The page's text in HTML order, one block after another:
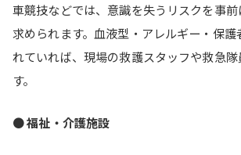
車競技などでは、意識を失うリスクを事
求められます。血液型・アレルギー・保護
れていれば、現場の救護スタッフや救急
す。
●福祉・介護施設